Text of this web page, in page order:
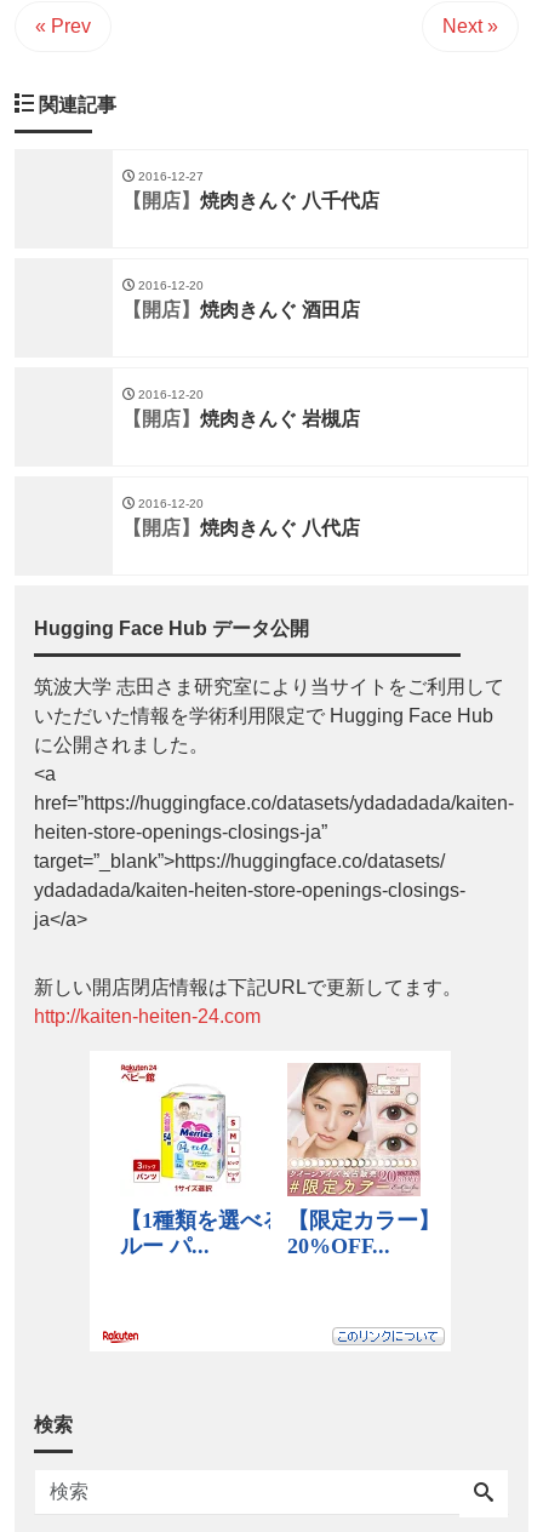
« Prev Next »
関連記事
2016-12-27
【開店】 焼肉きんぐ 八千代店
2016-12-20
【開店】 焼肉きんぐ 酒田店
2016-12-20
【開店】 焼肉きんぐ 岩槻店
2016-12-20
【開店】 焼肉きんぐ 八代店
Hugging Face Hub データ公開
筑波大学 志田さま研究室により当サイトをご利用して
いただいた情報を学術利用限定で Hugging Face Hub
に公開されました。
<a
href=”https://huggingface.co/datasets/ydadadada/kaiten-
heiten-store-openings-closings-ja”
target=”_blank”>https://huggingface.co/datasets/
ydadadada/kaiten-heiten-store-openings-closings-
ja</a>
新しい開店閉店情報は下記URLで更新してます。
http://kaiten-heiten-24.com
検索